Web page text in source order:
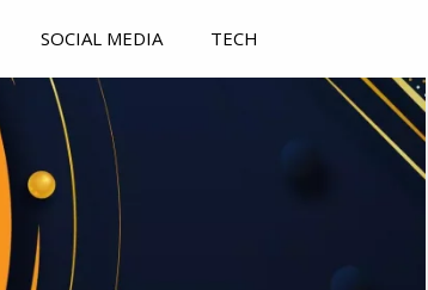
SOCIAL MEDIA TECH